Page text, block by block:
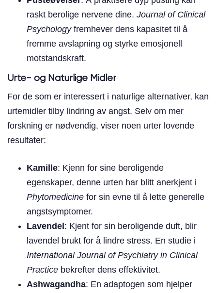
raskt berolige nervene dine. Journal of Clinical
Psychologyfremhever dens kapasitet til å
fremme avslapning og styrke emosjonell
motstandskraft.
Urte- og Naturlige Midler
For de som er interessert i naturlige alternativer, kan
urtemidler tilby lindring av angst. Selv om mer
forskning er nødvendig, viser noen urter lovende
resultater:
Kamille: Kjenn for sine beroligende
egenskaper, denne urten har blitt anerkjent i
Phytomedicine for sin evne til å lette generelle
angstsymptomer.
Lavendel: Kjent for sin beroligende duft, blir
lavendel brukt for å lindre stress. En studie i
International Journal of Psychiatry in Clinical
Practice bekrefter dens effektivitet.
Ashwagandha: En adaptogen som hjelper